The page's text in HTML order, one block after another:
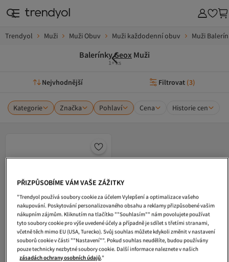
Trendyol Muži Muži Obuv Muži každodenní obuv Muži
BalerínkyGeox Muži
1+ ks
Nejvhodnější Filtrovat (3)
Kategorie Značka Pohlaví Cena Historie cen
PŘIZPŮSOBÍME VÁM VAŠE ZÁŽITKY
"Trendyol používá soubory cookie za účelem Vylepšení a optimalizace vašeho
nakupování. Poskytování personalizovaného obsahu a reklamy přizpůsobené vašim
nákupním zájmům. Kliknutím na tlačítko ""Souhlasím"" nám povolujete používat
tyto soubory cookie pro výše uvedené účely a případně je sdílet s třetími stranami,
včetně těch mimo EU (USA, Turecko). Svůj souhlas můžete kdykoli změnit v nastavení
souborů cookie v části ""Nastavení"". Pokud souhlas neudělíte, budou používány
pouze technicky nezbytné soubory cookie. Další informace naleznete v našich
zásadách ochrany osobních údajů."